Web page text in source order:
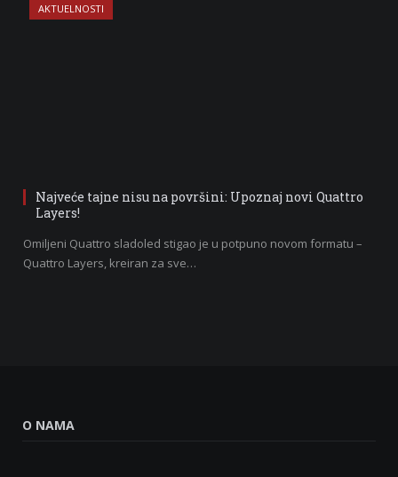
AKTUELNOSTI
Najveće tajne nisu na površini: Upoznaj novi Quattro
Layers!
Omiljeni Quattro sladoled stigao je u potpuno novom formatu –
Quattro Layers, kreiran za sve…
O NAMA